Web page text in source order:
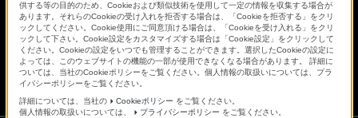
供する等の目的のため、Cookieおよび類似技術を使用して一定の情報を収集する場合が
あります。それらのCookieの受け入れを拒否する場合は、「Cookieを拒否する」をクリ
ックしてください。Cookie使用にご同意頂ける場合は、「Cookieを受け入れる」をクリ
ックして下さい。Cookie設定をカスタマイズする場合は「Cookie設定」をクリックして
ください。Cookieの設定をいつでも管理することができます。選択したCookieの設定に
よっては、このウェブサイトの機能の一部が使用できなくなる場合があります。 詳細に
ついては、当社のCookieポリシーをご覧ください。個人情報の取扱いについては、プラ
イバシーポリシーをご覧ください。
詳細については、当社の
Cookieポリシー をご覧ください。
個人情報の取扱いについては、
プライバシーポリシー をご覧ください。
会社情報 採用情報 特約店のご案内
ニュースリリース
環境情報
My Sony 利用規約